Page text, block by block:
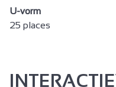
Computer beschikbaar
Wifi Internet
U-vorm
25 places